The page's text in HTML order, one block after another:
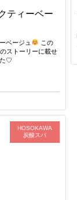
ティーベー
ベージュ
この
ストーリーに載せ
た♡
HOSOKAWA
炭酸スパ